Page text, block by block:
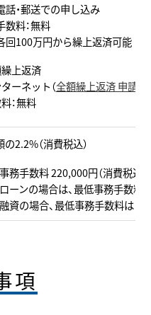
話・郵送での申し込み
数料：無料
回100万円から繰上返済可能
上返済
ーネット（全額繰上返済 申請フ
：無料
2.2%（消費税込）
務手数料 220,000円（消費税込）
ーンの場合は、最低事務手数料
資の場合、最低事務手数料はフ
項